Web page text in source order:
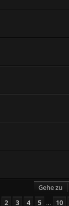
Gehe zu
von10
2 3 4 5 10